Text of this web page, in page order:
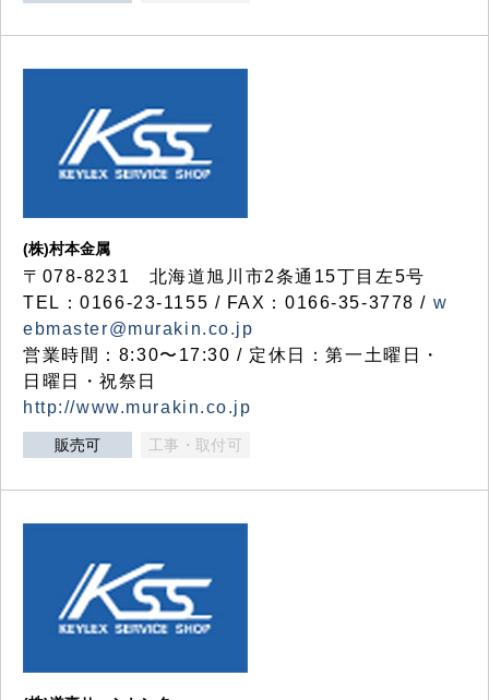
(株)村本金属
〒078-8231 北海道旭川市2条通15丁目左5号
TEL：0166-23-1155 / FAX：0166-35-3778 / w
ebmaster@murakin.co.jp
営業時間：8:30〜17:30 / 定休日：第一土曜日・
日曜日・祝祭日
http://www.murakin.co.jp
販売可 工事・取付可